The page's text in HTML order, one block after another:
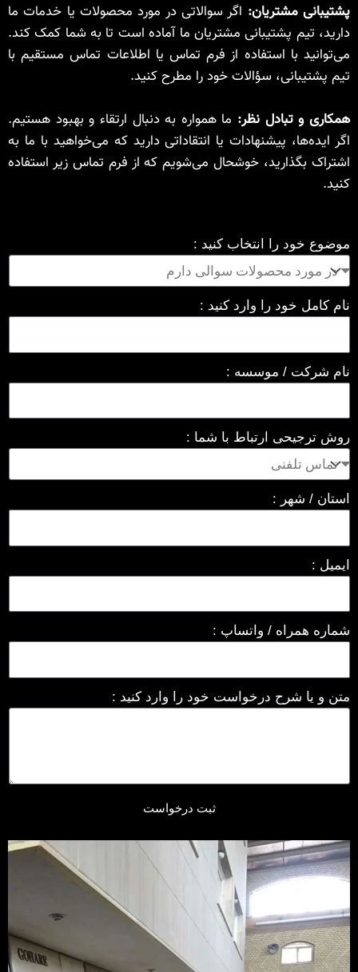
پشتیبانی مشتریان: اگر سوالاتی در مورد محصولات یا خدمات ما
دارید، تیم پشتیبانی مشتریان ما آماده است تا به شما کمک کند.
می‌توانید با استفاده از فرم تماس یا اطلاعات تماس مستقیم با
تیم پشتیبانی، سؤالات خود را مطرح کنید.
همکاری و تبادل نظر: ما همواره به دنبال ارتقاء و بهبود هستیم.
اگر ایده‌ها، پیشنهادات یا انتقاداتی دارید که می‌خواهید با ما به
اشتراک بگذارید، خوشحال می‌شویم که از فرم تماس زیر استفاده
کنید.
موضوع خود را انتخاب کنید :
نام کامل خود را وارد کنید :
نام شرکت / موسسه :
روش ترجیحی ارتباط با شما :
استان / شهر :
ایمیل :
شماره همراه / واتساپ :
متن و یا شرح درخواست خود را وارد کنید :
ثبت درخواست